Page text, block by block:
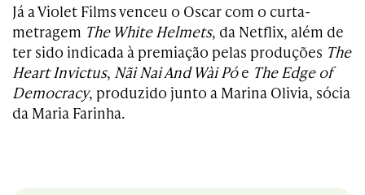
Já a Violet Films venceu o Oscar com o curta-
metragem The White Helmets, da Netflix, além de
ter sido indicada à premiação pelas produções The
Heart Invictus, Nãi Nai And Wài Póe The Edge of
Democracy, produzido junto a Marina Olivia, sócia
da Maria Farinha.